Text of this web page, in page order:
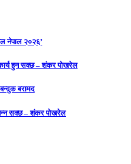
नेपाल २०२६’
हुन सक्छ – शंकर पोखरेल
बरामद
बन्न सक्छ – शंकर पोखरेल